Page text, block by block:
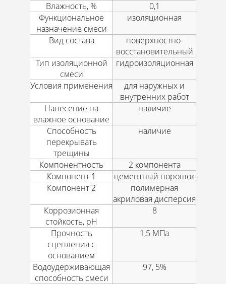
Влажность, %
0,1
Функциональное
назначение смеси
изоляционная
Вид состава
поверхностно-
восстановительный
Тип изоляционной
смеси
гидроизоляционная
Условия применения
для наружных и
внутренних работ
Нанесение на
влажное основание
наличие
Способность
перекрывать
трещины
наличие
Компонентность
2 компонента
Компонент 1
цементный порошок
Компонент 2
полимерная
акриловая дисперсия
Коррозионная
стойкость, рН
8
Прочность
сцепления с
основанием
1,5 МПа
Водоудерживающая
способность смеси
97, 5%